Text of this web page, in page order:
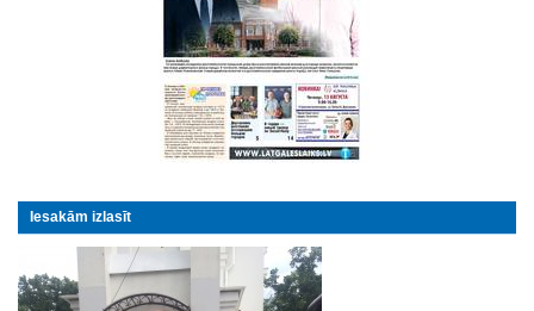
Iesakām izlasīt